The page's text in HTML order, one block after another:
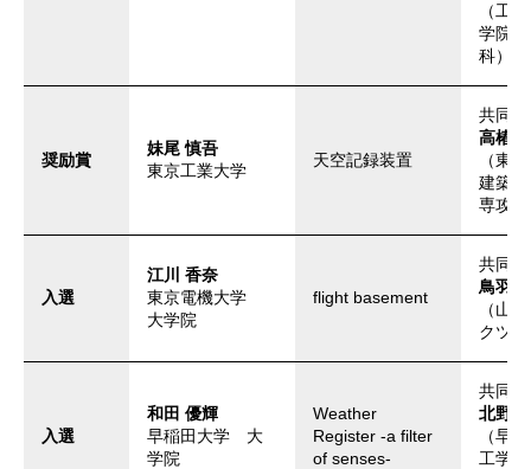
（工
学院
科）
奨励賞
妹尾 慎吾
東京工業大学
天空記録装置
共同
高椿
（東
建築
専攻）
入選
江川 香奈
東京電機大学
大学院
flight basement
共同
鳥羽
（山
クツ）
入選
和田 優輝
早稲田大学 大
学院
Weather
Register -a filter
of senses-
共同
北野
（早
工学